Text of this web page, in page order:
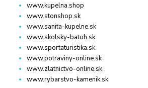
www.kupelna.shop
www.stonshop.sk
www.sanita-kupelne.sk
www.skolsky-batoh.sk
www.sportaturistika.sk
www.potraviny-online.sk
www.zlatnictvo-online.sk
www.rybarstvo-kamenik.sk